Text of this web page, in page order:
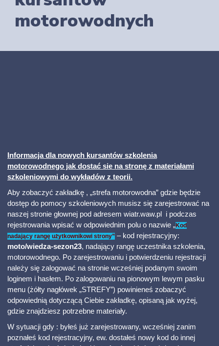
motorowodnych
Informacja dla nowych kursantów szkolenia
motorowodnego jak dostać sie na stronę z materiałami
szkoleniowymi do wykładów z teorii.
Aby zobaczyć zakładkę , „strefa motorowodna” gdzie będzie
dostęp do pomocy szkoleniowych musisz się zarejestrować na
naszej stronie głownej pod adresem wiatr.waw.pl i podczas
rejestrowania wpisać w odpowiednim polu o nazwie „Kod
nadający rangę użytkownikowi strony” – kod rejestracyjny:
moto/wiedza-sezon23, nadający rangę uczestnika szkolenia,
motorowodnego. Po zarejestrowaniu i potwierdzeniu rejestracji
należy się zalogować na stronie wcześniej podanym swoim
loginem i hasłem. Po zalogowaniu na pionowym lewym pasku
menu (żółty nagłówek „STREFY”) powinieneś zobaczyć
odpowiednią dotyczącą Ciebie zakładkę, opisaną jak wyżej,
gdzie znajdziesz potrzebne materiały.
W sytuacji gdy : byłeś już zarejestrowany, wcześniej zanim
poznałeś kod rejestracyjny, ew. dostałeś nowy kod do innej